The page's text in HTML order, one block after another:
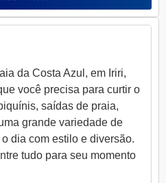
da Costa Azul, em Iriri,
você precisa para curtir o
saídas de praia,
grande variedade de
dia com estilo e diversão.
tudo para seu momento